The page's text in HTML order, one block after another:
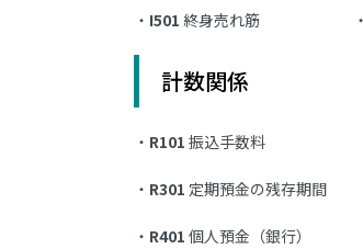
I501 終身売れ筋
計数関係
R101 振込手数料
R301 定期預金の残存期間
R401 個人預金（銀行）